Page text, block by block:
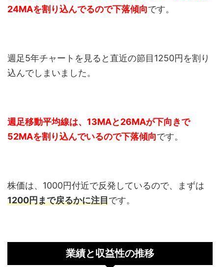
24MAを割り込んでるので下落傾向です。
週足5年チャートを見ると直近の節目1250円を割り
込んでしまいました。
週足移動平均線は、13MAと26MAが下向きで
52MAを割り込んでいるので下落傾向です。
株価は、1000円付近で反発しているので、まずは
1200円まで戻るかに注目です。
業績と収益性の推移